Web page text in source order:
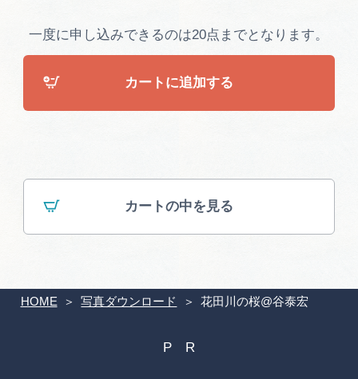
HOME 写真ダウンロード 花田川の桜@谷泰宏
一度に申し込みできるのは20点までとなります。
カートに追加する
カートの中を見る